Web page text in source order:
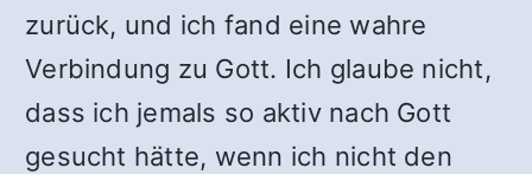
zurück, und ich fand eine wahre
Verbindung zu Gott. Ich glaube nicht,
dass ich jemals so aktiv nach Gott
gesucht hätte, wenn ich nicht den